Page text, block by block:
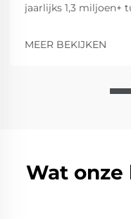
jaarlijks 1,3 miljoen+
meer. Neem kennis
MEER BEKIJKEN
Wat